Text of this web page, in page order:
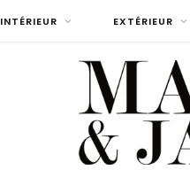
INTÉRIEUR EXTÉRIEUR